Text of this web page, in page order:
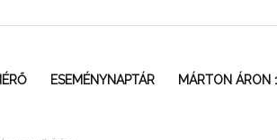
ESEMÉNYNAPTÁR MÁRTON ÁRON